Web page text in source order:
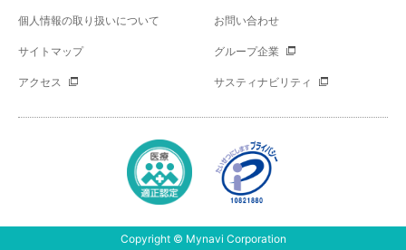
個人情報の取り扱いについて お問い合わせ
サイトマップ グループ企業
アクセス サスティナビリティ
Copyright © Mynavi Corporation